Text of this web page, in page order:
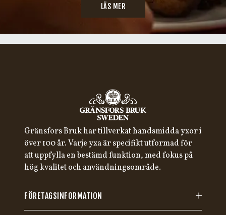
LÄS MER
Gränsfors Bruk har tillverkat handsmidda yxor i
över 100 år. Varje yxa är specifikt utformad för
att uppfylla en bestämd funktion, med fokus på
hög kvalitet och användningsområde.
FÖRETAGSINFORMATION